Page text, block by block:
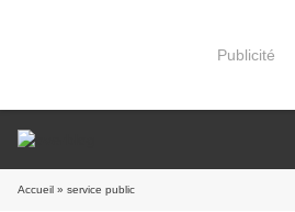
Publicité
Accueil » service public